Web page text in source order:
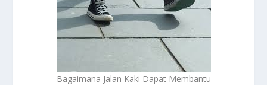
Bagaimana Jalan Kaki Dapat Membantu